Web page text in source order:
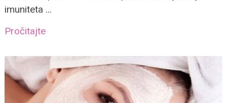
imuniteta …
Pročitajte